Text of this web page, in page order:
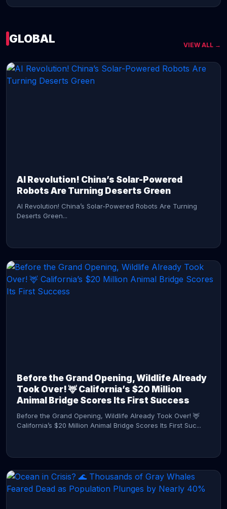
GLOBAL VIEW ALL →
AI Revolution! China’s Solar-Powered
Robots Are Turning Deserts Green
AI Revolution! China’s Solar-Powered Robots Are Turning
Deserts Green...
Before the Grand Opening, Wildlife Already
Took Over! 🦌 California’s $20 Million
Animal Bridge Scores Its First Success
Before the Grand Opening, Wildlife Already Took Over! 🦌
California’s $20 Million Animal Bridge Scores Its First Suc...